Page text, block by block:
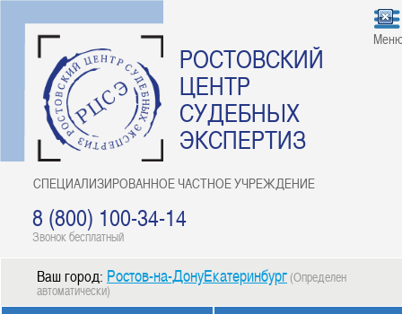
РОСТОВСКИЙ
ЦЕНТР
СУДЕБНЫХ
ЭКСПЕРТИЗ
СПЕЦИАЛИЗИРОВАННОЕ ЧАСТНОЕ УЧРЕЖДЕНИЕ
8 (800) 100-34-14
Звонок бесплатный
Ваш город: Ростов-на-ДонуЕкатеринбург (Определен
автоматически)